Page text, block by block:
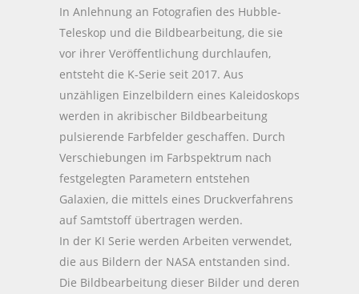
In Anlehnung an Fotografien des Hubble-
Teleskop und die Bildbearbeitung, die sie
vor ihrer Veröffentlichung durchlaufen,
entsteht die K-Serie seit 2017. Aus
unzähligen Einzelbildern eines Kaleidoskops
werden in akribischer Bildbearbeitung
pulsierende Farbfelder geschaffen. Durch
Verschiebungen im Farbspektrum nach
festgelegten Parametern entstehen
Galaxien, die mittels eines Druckverfahrens
auf Samtstoff übertragen werden.
In der KI Serie werden Arbeiten verwendet,
die aus Bildern der NASA entstanden sind.
Die Bildbearbeitung dieser Bilder und deren